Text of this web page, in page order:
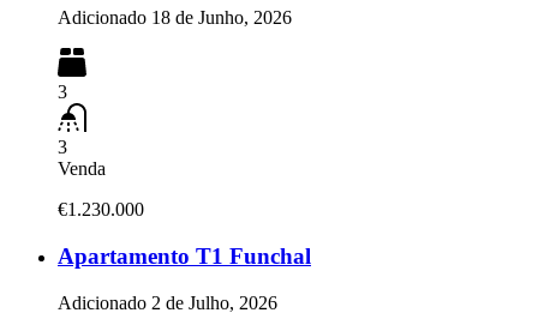
Adicionado 18 de Junho, 2026
3
3
Venda
€1.230.000
Apartamento T1 Funchal
Adicionado 2 de Julho, 2026